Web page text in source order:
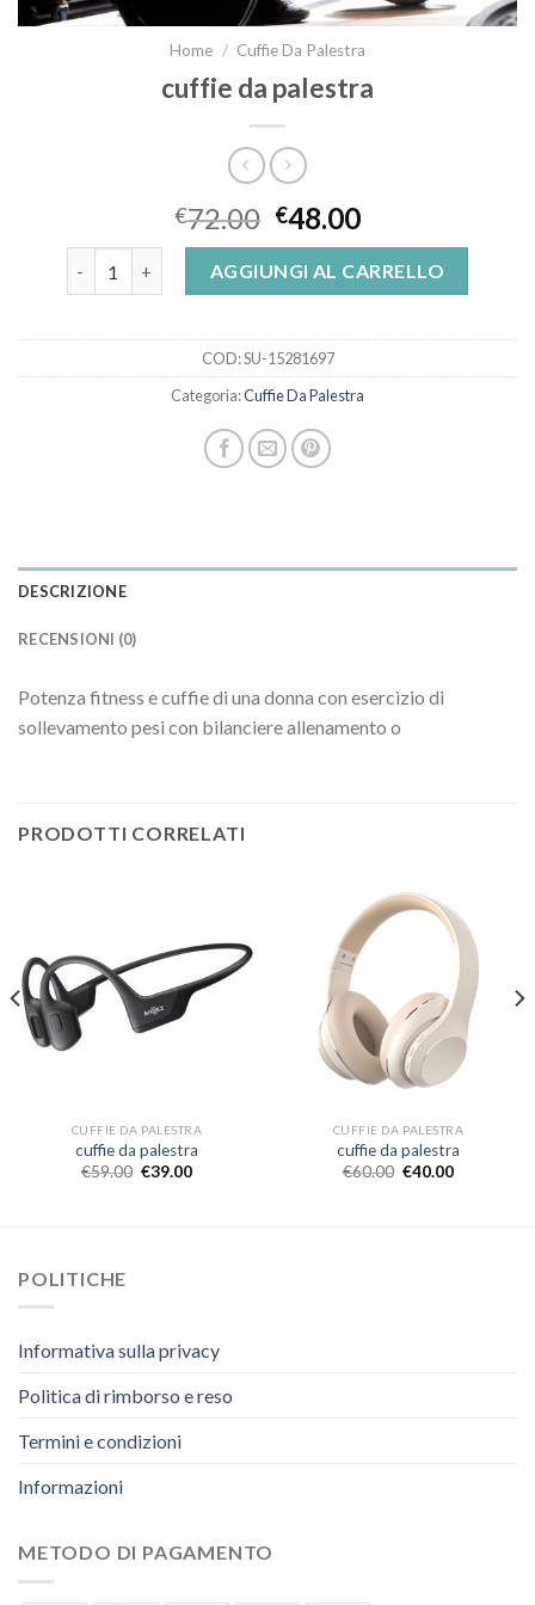
Home / Cuffie Da Palestra
cuffie da palestra
€72.00 €48.00
AGGIUNGI AL CARRELLO
COD:SU-15281697
Categoria:Cuffie Da Palestra
DESCRIZIONE
RECENSIONI (0)
Potenza fitness e cuffie di una donna con esercizio di
sollevamento pesi con bilanciere allenamento o
PRODOTTI CORRELATI
CUFFIE DA PALESTRA
cuffie da palestra
€59.00 €39.00
CUFFIE DA PALESTRA
cuffie da palestra
€60.00 €40.00
POLITICHE
Informativa sulla privacy
Politica di rimborso e reso
Termini e condizioni
Informazioni
METODO DI PAGAMENTO